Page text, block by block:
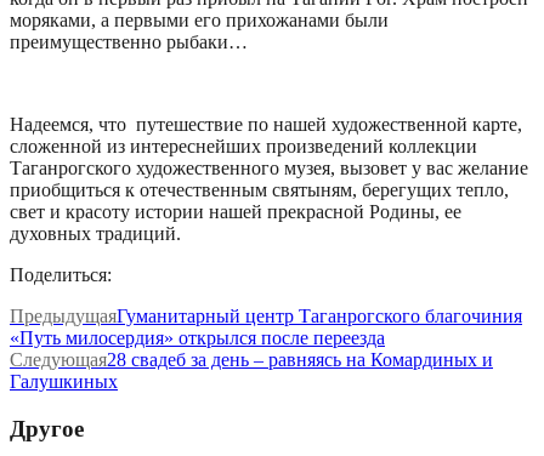
моряками, а первыми его прихожанами были
преимущественно рыбаки…
Надеемся, что путешествие по нашей художественной карте,
сложенной из интереснейших произведений коллекции
Таганрогского художественного музея, вызовет у вас желание
приобщиться к отечественным святыням, берегущих тепло,
свет и красоту истории нашей прекрасной Родины, ее
духовных традиций.
Поделиться:
ПредыдущаяГуманитарный центр Таганрогского благочиния
«Путь милосердия» открылся после переезда
Следующая28 свадеб за день – равняясь на Комардиных и
Галушкиных
Другое